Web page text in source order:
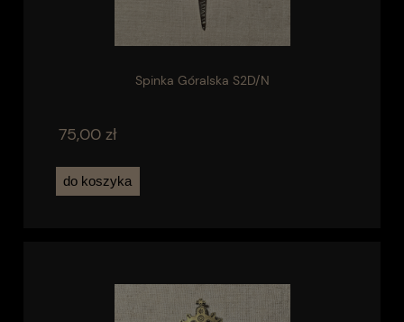
Spinka Góralska S2D/N
75,00 zł
do koszyka